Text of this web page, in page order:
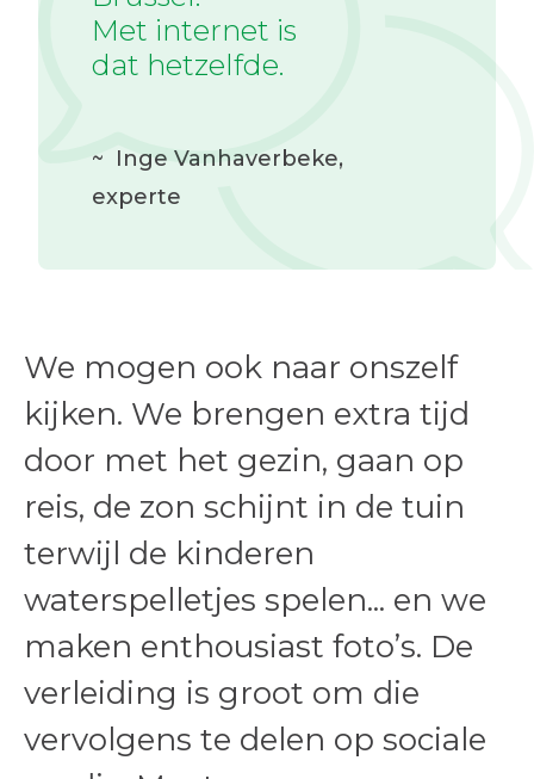
Met internet is
dat hetzelfde.
~ Inge Vanhaverbeke,
experte
We mogen ook naar onszelf
kijken. We brengen extra tijd
door met het gezin, gaan op
reis, de zon schijnt in de tuin
terwijl de kinderen
waterspelletjes spelen... en we
maken enthousiast foto’s. De
verleiding is groot om die
vervolgens te delen op sociale